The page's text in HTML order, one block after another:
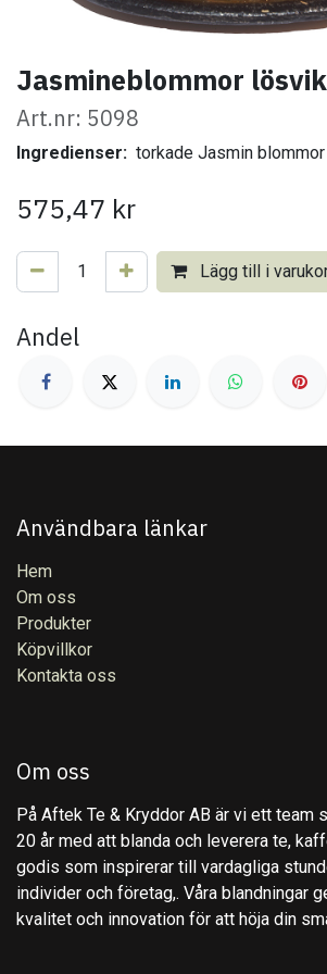
Jasmineblommor
Art.nr: 5098
Ingredienser: torkade Jasmin blommor
575,47 kr
Lägg till i
Andel
Användbara länkar
Hem
Om oss
Produkter
Köpvillkor
Kontakta oss
Om oss
På Aftek Te & Kryddor AB är vi ett team
20 år med att blanda och leverera te,
godis som inspirerar till vardagliga
individer och företag,. Våra blandningar
kvalitet och innovation för att höja din